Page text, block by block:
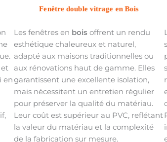
en
Fenêtre double vitrage en Bois
Les fenêtres en bois offrent un rendu
esthétique chaleureux et naturel,
adapté aux maisons traditionnelles ou
aux rénovations haut de gamme. Elles
garantissent une excellente isolation,
mais nécessitent un entretien régulier
pour préserver la qualité du matériau.
Leur coût est supérieur au PVC, reflétant
la valeur du matériau et la complexité
de la fabrication sur mesure.